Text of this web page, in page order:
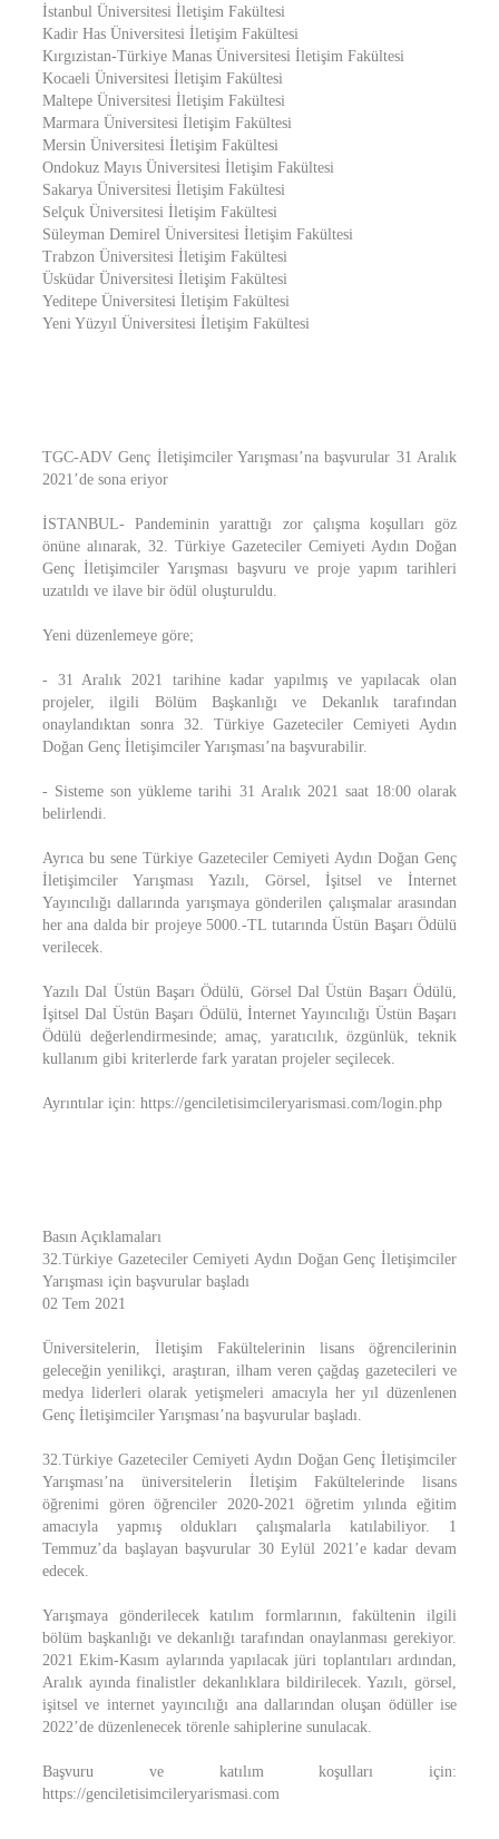
İstanbul Üniversitesi İletişim Fakültesi
Kadir Has Üniversitesi İletişim Fakültesi
Kırgızistan-Türkiye Manas Üniversitesi İletişim Fakültesi
Kocaeli Üniversitesi İletişim Fakültesi
Maltepe Üniversitesi İletişim Fakültesi
Marmara Üniversitesi İletişim Fakültesi
Mersin Üniversitesi İletişim Fakültesi
Ondokuz Mayıs Üniversitesi İletişim Fakültesi
Sakarya Üniversitesi İletişim Fakültesi
Selçuk Üniversitesi İletişim Fakültesi
Süleyman Demirel Üniversitesi İletişim Fakültesi
Trabzon Üniversitesi İletişim Fakültesi
Üsküdar Üniversitesi İletişim Fakültesi
Yeditepe Üniversitesi İletişim Fakültesi
Yeni Yüzyıl Üniversitesi İletişim Fakültesi
TGC-ADV Genç İletişimciler Yarışması’na başvurular 31 Aralık
2021’de sona eriyor
İSTANBUL- Pandeminin yarattığı zor çalışma koşulları göz
önüne alınarak, 32. Türkiye Gazeteciler Cemiyeti Aydın Doğan
Genç İletişimciler Yarışması başvuru ve proje yapım tarihleri
uzatıldı ve ilave bir ödül oluşturuldu.
Yeni düzenlemeye göre;
- 31 Aralık 2021 tarihine kadar yapılmış ve yapılacak olan
projeler, ilgili Bölüm Başkanlığı ve Dekanlık tarafından
onaylandıktan sonra 32. Türkiye Gazeteciler Cemiyeti Aydın
Doğan Genç İletişimciler Yarışması’na başvurabilir.
- Sisteme son yükleme tarihi 31 Aralık 2021 saat 18:00 olarak
belirlendi.
Ayrıca bu sene Türkiye Gazeteciler Cemiyeti Aydın Doğan Genç
İletişimciler Yarışması Yazılı, Görsel, İşitsel ve İnternet
Yayıncılığı dallarında yarışmaya gönderilen çalışmalar arasından
her ana dalda bir projeye 5000.-TL tutarında Üstün Başarı Ödülü
verilecek.
Yazılı Dal Üstün Başarı Ödülü, Görsel Dal Üstün Başarı Ödülü,
İşitsel Dal Üstün Başarı Ödülü, İnternet Yayıncılığı Üstün Başarı
Ödülü değerlendirmesinde; amaç, yaratıcılık, özgünlük, teknik
kullanım gibi kriterlerde fark yaratan projeler seçilecek.
Ayrıntılar için: https://genciletisimcileryarismasi.com/login.php
Basın Açıklamaları
32.Türkiye Gazeteciler Cemiyeti Aydın Doğan Genç İletişimciler
Yarışması için başvurular başladı
02 Tem 2021
Üniversitelerin, İletişim Fakültelerinin lisans öğrencilerinin
geleceğin yenilikçi, araştıran, ilham veren çağdaş gazetecileri ve
medya liderleri olarak yetişmeleri amacıyla her yıl düzenlenen
Genç İletişimciler Yarışması’na başvurular başladı.
32.Türkiye Gazeteciler Cemiyeti Aydın Doğan Genç İletişimciler
Yarışması’na üniversitelerin İletişim Fakültelerinde lisans
öğrenimi gören öğrenciler 2020-2021 öğretim yılında eğitim
amacıyla yapmış oldukları çalışmalarla katılabiliyor. 1
Temmuz’da başlayan başvurular 30 Eylül 2021’e kadar devam
edecek.
Yarışmaya gönderilecek katılım formlarının, fakültenin ilgili
bölüm başkanlığı ve dekanlığı tarafından onaylanması gerekiyor.
2021 Ekim-Kasım aylarında yapılacak jüri toplantıları ardından,
Aralık ayında finalistler dekanlıklara bildirilecek. Yazılı, görsel,
işitsel ve internet yayıncılığı ana dallarından oluşan ödüller ise
2022’de düzenlenecek törenle sahiplerine sunulacak.
Başvuru ve katılım koşulları için:
https://genciletisimcileryarismasi.com